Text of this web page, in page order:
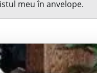
meu în anvelope.